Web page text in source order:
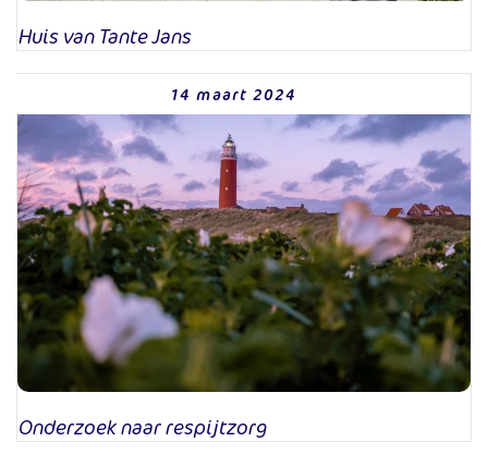
Huis van Tante Jans
14 maart 2024
Onderzoek naar respijtzorg